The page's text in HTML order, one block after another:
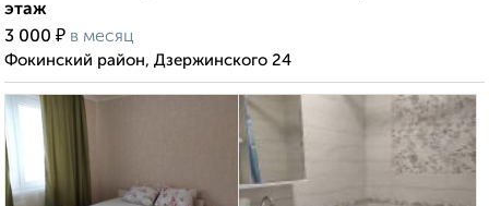
этаж
3 000 ₽ в месяц
Фокинский район, Дзержинского 24